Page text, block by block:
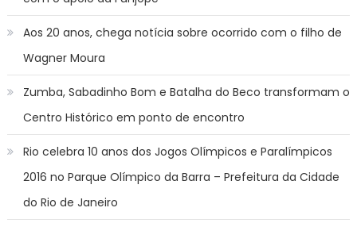
Aos 20 anos, chega notícia sobre ocorrido com o filho de
Wagner Moura
Zumba, Sabadinho Bom e Batalha do Beco transformam o
Centro Histórico em ponto de encontro
Rio celebra 10 anos dos Jogos Olímpicos e Paralímpicos
2016 no Parque Olímpico da Barra – Prefeitura da Cidade
do Rio de Janeiro